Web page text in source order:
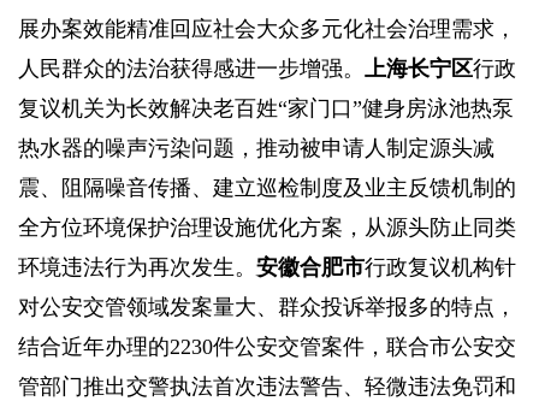
展办案效能精准回应社会大众多元化社会治理需求，
人民群众的法治获得感进一步增强。 上海长宁区行政
复议机关为长效解决老百姓“家门口”健身房泳池热泵
热水器的噪声污染问题，推动被申请人制定源头减
震、阻隔噪音传播、建立巡检制度及业主反馈机制的
全方位环境保护治理设施优化方案，从源头防止同类
环境违法行为再次发生。 安徽合肥市行政复议机构针
对公安交管领域发案量大、群众投诉举报多的特点，
结合近年办理的2230件公安交管案件，联合市公安交
管部门推出交警执法首次违法警告、轻微违法免罚和